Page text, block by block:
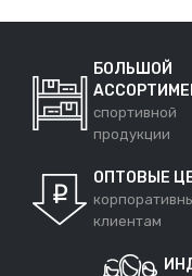
БОЛЬШОЙ
спортивной
продукции
ОПТОВЫЕ
клиентам